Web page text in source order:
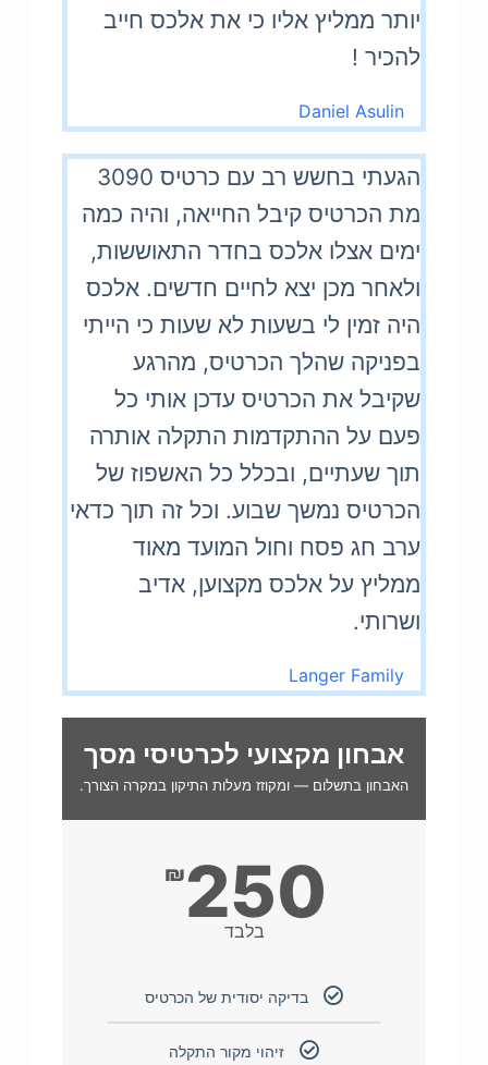
יותר ממליץ אליו כי את אלכס חייב
להכיר !
Daniel Asulin
הגעתי בחשש רב עם כרטיס 3090
מת הכרטיס קיבל החייאה, והיה כמה
ימים אצלו אלכס בחדר התאוששות,
ולאחר מכן יצא לחיים חדשים. אלכס
היה זמין לי בשעות לא שעות כי הייתי
בפניקה שהלך הכרטיס, מהרגע
שקיבל את הכרטיס עדכן אותי כל
פעם על ההתקדמות התקלה אותרה
תוך שעתיים, ובכלל כל האשפוז של
הכרטיס נמשך שבוע. וכל זה תוך כדאי
ערב חג פסח וחול המועד מאוד
ממליץ על אלכס מקצוען, אדיב
ושרותי.
Langer Family
אבחון מקצועי לכרטיסי מסך
האבחון בתשלום — ומקוזז מעלות התיקון במקרה הצורך.
₪250
בלבד
בדיקה יסודית של הכרטיס
זיהוי מקור התקלה